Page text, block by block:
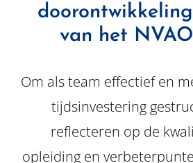
van het
Om als team effectief en
tijdsinvestering
reflecteren op de
opleiding en